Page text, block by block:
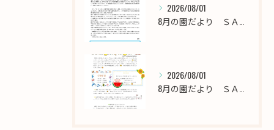
2026/08/01
2026/08/01